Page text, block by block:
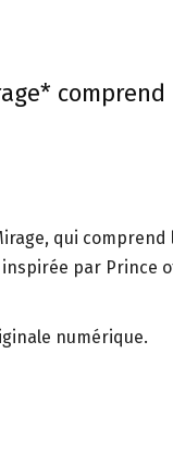
qui
par Prince
numérique.